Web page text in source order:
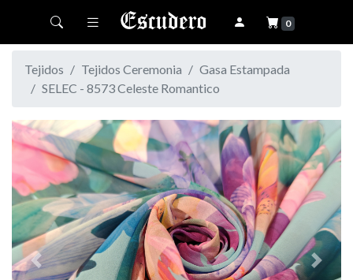
Toggle navigation 0
Tejidos Tejidos Ceremonia
Gasa Estampada
SELEC - 8573 Celeste Romantico
Previous Next